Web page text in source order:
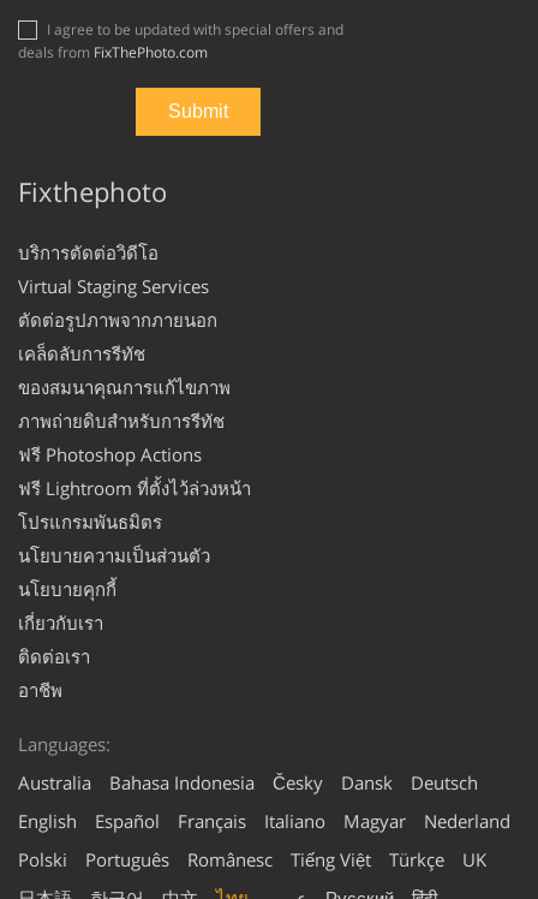
deals from FixThePhoto.com
Fixthephoto
บริการตัดต่อวิดีโอ
Virtual Staging Services
ตัดต่อรูปภาพจากภายนอก
เคล็ดลับการรีทัช
ของสมนาคุณการแก้ไขภาพ
ภาพถ่ายดิบสำหรับการรีทัช
ฟรี Photoshop Actions
ฟรี Lightroom ที่ตั้งไว้ล่วงหน้า
โปรแกรมพันธมิตร
นโยบายความเป็นส่วนตัว
นโยบายคุกกี้
เกี่ยวกับเรา
ติดต่อเรา
อาชีพ
Languages:
Australia
Bahasa Indonesia Česky Dansk
Deutsch
English
Español Français Italiano Magyar
Nederland
Polski
Português Românesc Tiếng Việt Türkçe
UK